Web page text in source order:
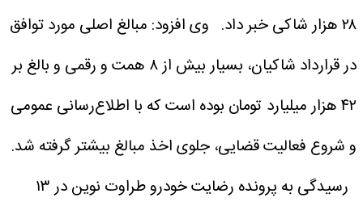
۲۸ هزار شاکی خبر داد.
وی افزود: مبالغ اصلی مورد توافق
در قرارداد شاکیان، بسیار بیش از ۸ همت و رقمی و بالغ بر
۴۲ هزار میلیارد تومان بوده است که با اطلاع‌رسانی عمومی
و شروع فعالیت قضایی، جلوی اخذ مبالغ بیشتر گرفته شد.
رسیدگی به پرونده رضایت خودرو طراوت نوین در ۱۳